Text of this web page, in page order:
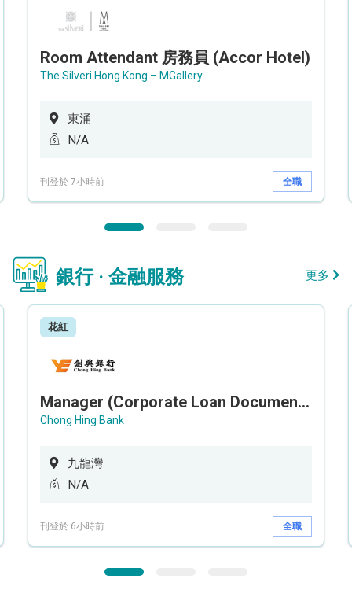
Room Attendant 房務員 (Accor Hotel)
The Silveri Hong Kong – MGallery
東涌
N/A
刊登於 7小時前 全職
銀行 · 金融服務 更多
花紅
Manager (Corporate Loan Documentation) - Credit Administration Department
Chong Hing Bank
九龍灣
N/A
刊登於 6小時前 全職